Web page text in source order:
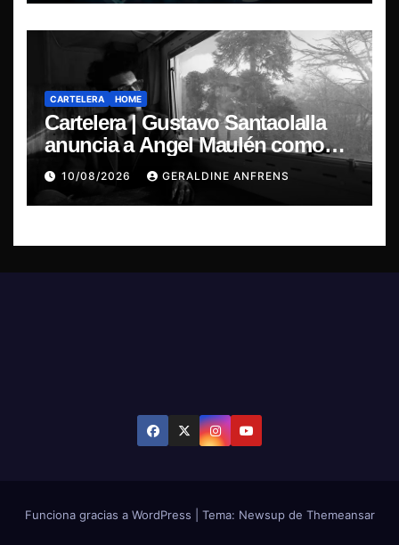
CARTELERA HOME
Cartelera | Gustavo Santaolalla
anuncia a Angel Maulén como
invitado especial para su regreso
a Chile
10/08/2026 GERALDINE ANFRENS
Funciona gracias a WordPress Tema: Newsup de Themeansar